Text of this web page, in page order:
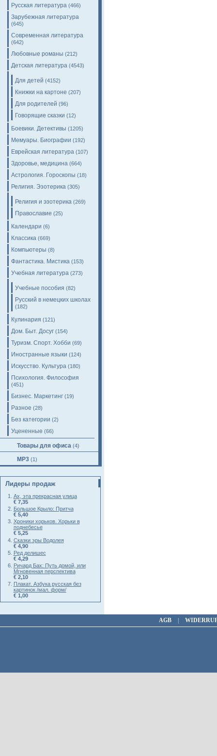
Русская литература (466)
Зарубежная литература
(645)
Современная литература
(642)
Любовные романы (212)
Детская литература (4543)
Для детей (4152)
Книжки на картоне (207)
Для родителей (96)
Говорящие сказки (12)
Боевики. Детективы (1205)
Мемуары. Биографии (192)
Еврейская литература (107)
Здоровье, медицина (664)
Астрология. Гороскопы (18)
Религия. Эзотерика (305)
Религия и эзотерика (269)
Православие (25)
Календари (6)
Классика (669)
Компьютеры (8)
Фантастика. Мистика (153)
Учебная литература (273)
Учебные пособия (82)
Русский в немецких школах
(182)
Кулинария (121)
Дом. Быт. Досуг (154)
Туризм. Спорт. Хобби (69)
Иностранные языки (124)
Искусство. Культура (180)
Психология. Философия
(451)
Бизнес. Маркетинг (19)
Разное (28)
Без категории (2)
Уцененные (66)
Товары для офиса (4)
MP3 (1)
Лидеры продаж
Ах, эта прекрасная улица
€ 7,35
Большое Крыло: Притча
€ 5,40
Хроники хорьков. Хорьки в
поднебесье
€ 5,25
Сказки эры Водолея
€ 4,90
Ред делишес
€ 4,29
Ричард Бах: Путь домой, или
Мгновенная перспектива
€ 2,10
Плакат. Азбука русская без
картинок /мал. форм/
€ 1,00
AGB